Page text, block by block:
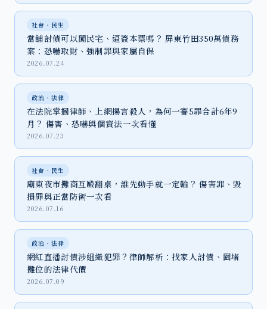
社會‧民生
當舖討債可以闖民宅、逼簽本票嗎？ 屏東竹田350萬債務
案：恐嚇取財、強制罪與家屬自保
2026.07.24
政治‧法律
在法院掌摑律師、上網揚言殺人，為何一審5罪合計6年9
月？ 傷害、恐嚇與個資法一次看懂
2026.07.23
社會‧民生
廟東夜市攤商互毆翻桌，誰先動手就一定輸？ 傷害罪、毀
損罪與正當防衛一次看
2026.07.16
政治‧法律
網紅直播討債涉組織犯罪？律師解析：找家人討債、圍堵
攤位的法律代價
2026.07.09